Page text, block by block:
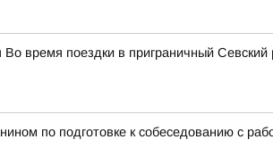
время поездки в приграничный Севский
по подготовке к собеседованию с